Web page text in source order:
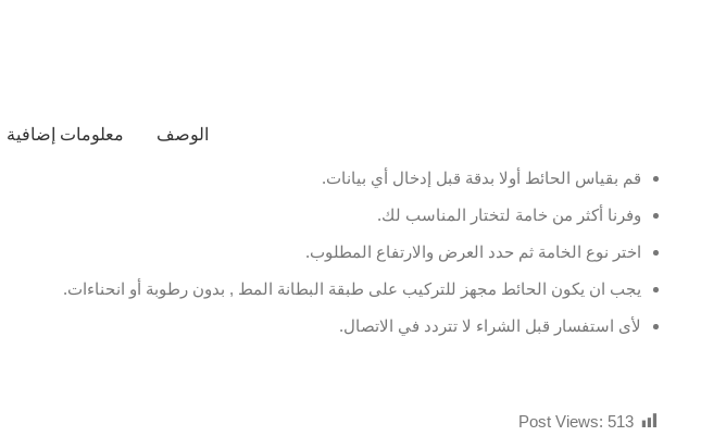
الوصف معلومات إضافية
قم بقياس الحائط أولا بدقة قبل إدخال أي بيانات.
وفرنا أكثر من خامة لتختار المناسب لك.
اختر نوع الخامة ثم حدد العرض والارتفاع المطلوب.
يجب ان يكون الحائط مجهز للتركيب على طبقة البطانة المط , بدون رطوبة أو انحناءات.
لأى استفسار قبل الشراء لا تتردد في الاتصال.
Post Views: 513